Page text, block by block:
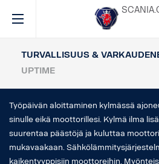
TURVALLISUUS &
UPTIME
Työpäivän aloittaminen kylmässä
sinulle eikä moottorillesi. Kylmä ilma
suurentaa päästöjä ja kuluttaa
mukavaakaan.
kaikentyyppisiin moottoreihin.